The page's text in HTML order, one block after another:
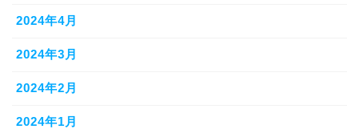
2024年4月
2024年3月
2024年2月
2024年1月